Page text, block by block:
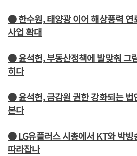
● 한수원, 태양광 이어 해상풍력 연
사업 확대
● 윤석헌, 부동산정책에 발맞춰 그
히다
● 윤석헌, 금감원 권한 강화되는 법
본다
● LG유플러스 시총에서 KT와 박빙
따라잡나